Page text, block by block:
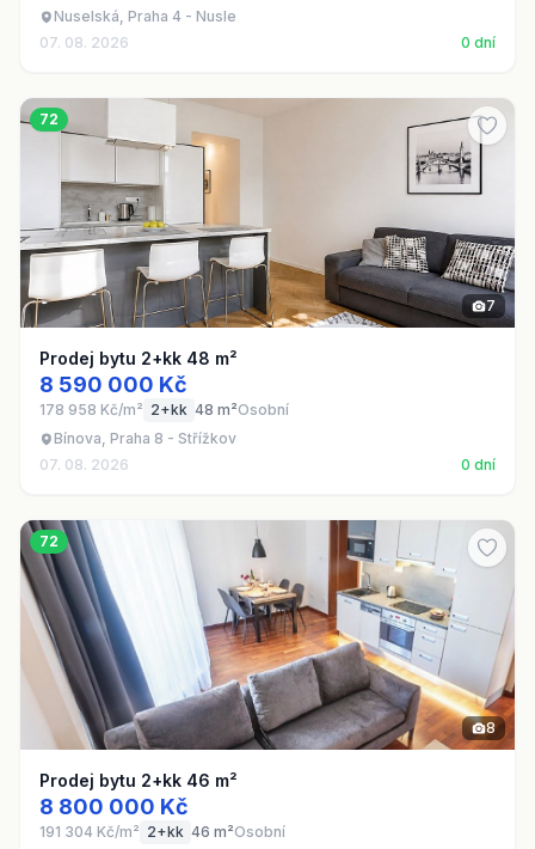
Nuselská, Praha 4 - Nusle
07. 08. 2026
0 dní
72
7
Prodej bytu 2+kk 48 m²
8 590 000 Kč
178 958 Kč/m² 2+kk 48 m²Osobní
Bínova, Praha 8 - Střížkov
07. 08. 2026
0 dní
72
8
Prodej bytu 2+kk 46 m²
8 800 000 Kč
191 304 Kč/m² 2+kk 46 m²Osobní